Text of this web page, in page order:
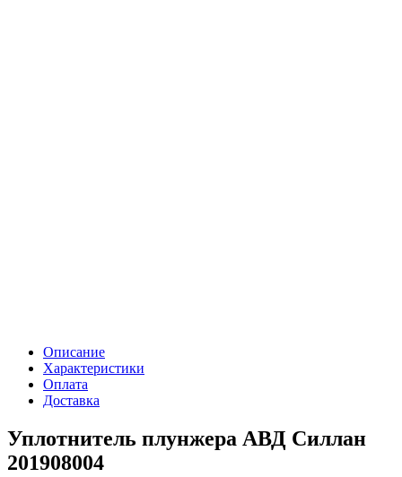
Описание
Характеристики
Оплата
Доставка
Уплотнитель плунжера АВД Силлан
201908004